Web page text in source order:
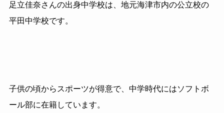
足立佳奈さんの出身中学校は、地元海津市内の公立校の
平田中学校です。
子供の頃からスポーツが得意で、中学時代にはソフトボ
ール部に在籍しています。